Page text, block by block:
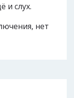
и слух.
нет